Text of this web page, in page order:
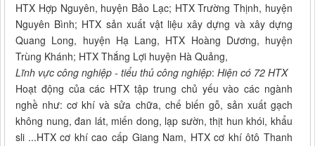
HTX Hợp Nguyên, huyện Bảo Lạc; HTX Trường Thịnh, huyện
Nguyên Bình; HTX sản xuất vật liệu xây dựng và xây dựng
Quang Long, huyện Hạ Lang, HTX Hoàng Dương, huyện
Trùng Khánh; HTX Thắng Lợi huyện Hà Quảng,
Lĩnh vực công nghiệp - tiểu thủ công nghiệp: Hiện có 72 HTX
Hoạt động của các HTX tập trung chủ yếu vào các ngành
nghề như: cơ khí và sửa chữa, chế biến gỗ, sản xuất gạch
không nung, đan lát, miến dong, lạp sườn, thịt hun khói, khẩu
sli ...HTX cơ khí cao cấp Giang Nam, HTX cơ khí ôtô Thanh